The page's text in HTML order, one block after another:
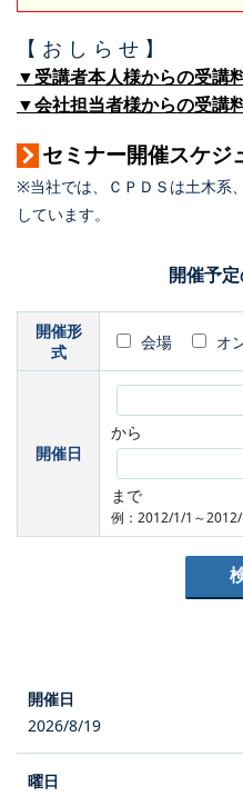
【 お し ら せ 】
▼受講者本人様からの受講
▼会社担当者様からの受講
セミナー開催スケジ
※当社では、ＣＰＤＳは土木系
しています。
開催予
開催形
式
会場 オ
開催日
から
まで
例：2012/1/1～
2026/8/19